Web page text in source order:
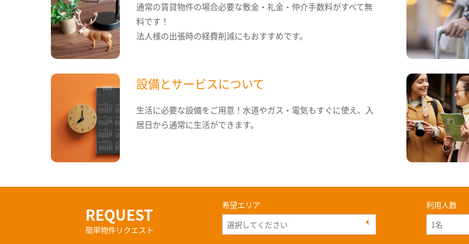
通常の賃貸物件の場合必要な敷金・礼金・仲介手数料がすべて無
料です！
法人様の出張時の経費削減にもおすすめです。
設備とサービスについて
生活に必要な設備をご用意！水道やガス・電気もすぐに使え、入
居日から通常に生活ができます。
REQUEST
簡単物件リクエスト
希望エリア 利用人数